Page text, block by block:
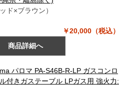
ッド×ブラウン）
￥20,000（税込）
商品詳細へ
パロマ PA-S46B-R-LP ガスコンロ
付きガステーブル LPガス用 強火力: